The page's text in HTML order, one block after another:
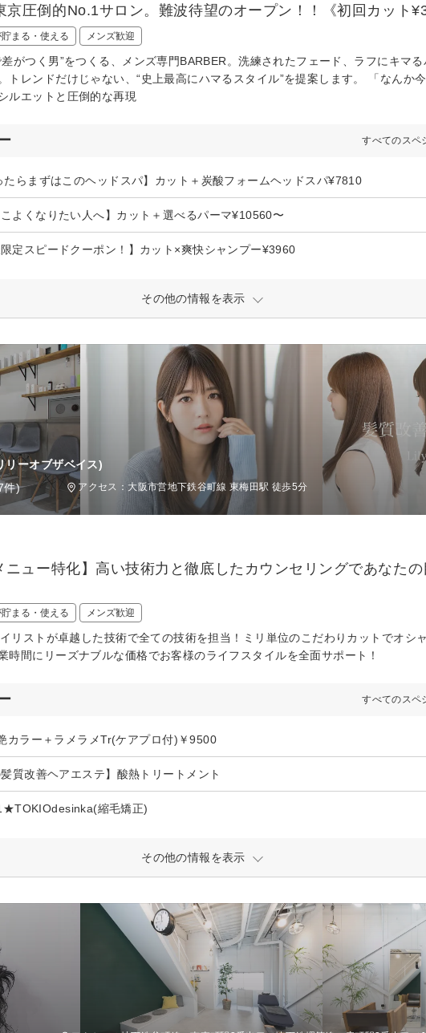
京圧倒的No.1サロン。難波待望のオープン！！《初回カット
まる・使える メンズ歓迎
がつく男”をつくる、メンズ専門BARBER。洗練されたフェード、ラフにキマ
トレンドだけじゃない、“史上最高にハマるスタイル”を提案します。 「なんか
ルエットと圧倒的な再現
すべてのスペ
たらまずはこのヘッドスパ】カット＋炭酸フォームヘッドスパ¥7810
こよくなりたい人へ】カット＋選べるパーマ¥10560〜
限定スピードクーポン！】カット×爽快シャンプー¥3960
その他の情報を表示
リーオブザベイス)
件) アクセス：大阪市営地下鉄谷町線 東梅田駅 徒歩5分
ニュー特化】高い技術力と徹底したカウンセリングであなた
まる・使える メンズ歓迎
リストが卓越した技術で全ての技術を担当！ミリ単位のこだわりカットでオシ
時間にリーズナブルな価格でお客様のライフスタイルを全面サポート！
すべてのスペ
カラー＋ラメラメTr(ケアプロ付)￥9500
髪質改善ヘアエステ】酸熱トリートメント
縮毛矯正)
その他の情報を表示